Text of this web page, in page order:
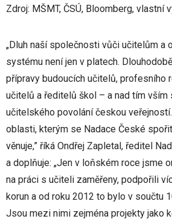
Zdroj: MŠMT, ČSÚ, Bloomberg, vlastní
„Dluh naší společnosti vůči učitelům a
systému není jen v platech.
přípravy budoucích učitelů, profesního
učitelů a ředitelů škol – a nad tím vším
učitelského povolání českou
oblasti, kterým se Nadace České
věnuje,” říká Ondřej Zapletal, ředitel
a doplňuje: „Jen v loňském roce jsme
na práci s učiteli zaměřeny, podpořili
korun a od roku 2012 to bylo v součtu
Jsou mezi nimi zejména projekty jako